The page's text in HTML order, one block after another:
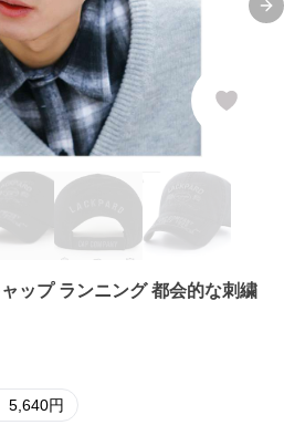
ップ ランニング 都会的な刺繍
5,640円